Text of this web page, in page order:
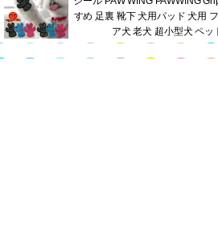
(untitled)(07.27)
月別エントリー